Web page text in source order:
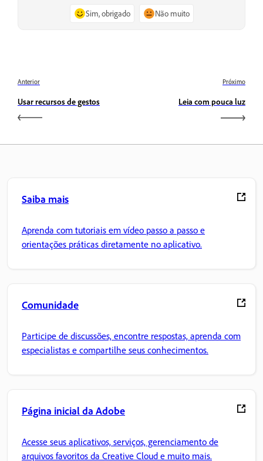
Sim, obrigado Não muito
Anterior
Usar recursos de gestos
Próximo
Leia com pouca luz
Saiba mais
Aprenda com tutoriais em vídeo passo a passo e
orientações práticas diretamente no aplicativo.
Comunidade
Participe de discussões, encontre respostas, aprenda com
especialistas e compartilhe seus conhecimentos.
Página inicial da Adobe
Acesse seus aplicativos, serviços, gerenciamento de
arquivos favoritos da Creative Cloud e muito mais.